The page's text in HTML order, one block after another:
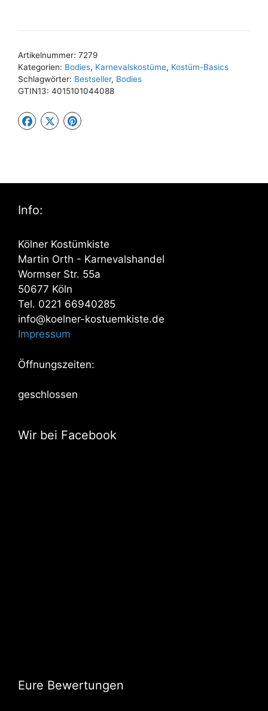
Artikelnummer: 7279
Kategorien: Bodies, Karnevalskostüme, Kostüm-Basics
Schlagwörter: Bestseller, Bodies
GTIN13: 4015101044088
Info:
Kölner Kostümkiste
Martin Orth - Karnevalshandel
Wormser Str. 55a
50677 Köln
Tel. 0221 66940285
info@koelner-kostuemkiste.de
Impressum
Öffnungszeiten:
geschlossen
Wir bei Facebook
Eure Bewertungen